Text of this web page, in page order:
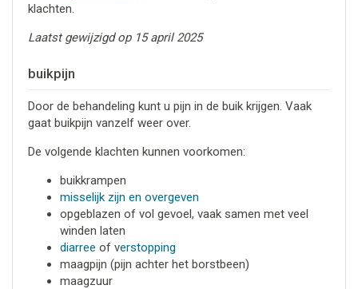
klachten.
Laatst gewijzigd op 15 april 2025
buikpijn
Door de behandeling kunt u pijn in de buik krijgen. Vaak
gaat buikpijn vanzelf weer over.
De volgende klachten kunnen voorkomen:
buikkrampen
misselijk zijn en overgeven
opgeblazen of vol gevoel, vaak samen met veel
winden laten
diarree of verstopping
maagpijn (pijn achter het borstbeen)
maagzuur